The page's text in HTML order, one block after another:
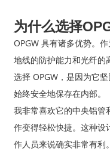
为什么选择
OPGW 具有诸多优势。
地线的防护能力和光纤的
选择 OPGW，是因为它
始终安全地保存在内部。
我非常喜欢它的中央铝管
作变得轻松快捷。这种设
作人员来说确实非常有利。